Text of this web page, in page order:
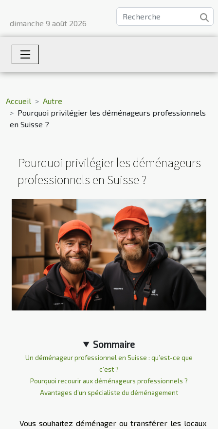
dimanche 9 août 2026
Accueil
Autre
Pourquoi privilégier les déménageurs professionnels
en Suisse ?
Pourquoi privilégier les déménageurs
professionnels en Suisse ?
Sommaire
Un déménageur professionnel en Suisse : qu’est-ce que
c’est ?
Pourquoi recourir aux déménageurs professionnels ?
Avantages d’un spécialiste du déménagement
Vous souhaitez déménager ou transférer les locaux